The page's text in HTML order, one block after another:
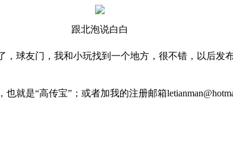
跟北泡说白白
，球友门，我和小玩找到一个地方，很不错，以后发
就是“高传宝”；或者加我的注册邮箱